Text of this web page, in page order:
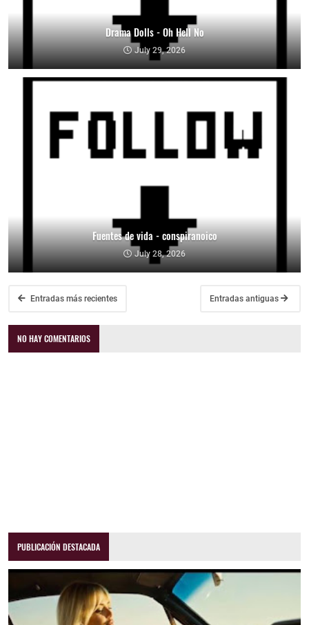
Drama Dolls - Oh Hell No
July 29, 2026
Fuentes de vida - conspiranoico
July 28, 2026
Entradas más recientes Entradas antiguas
NO HAY COMENTARIOS
PUBLICACIÓN DESTACADA